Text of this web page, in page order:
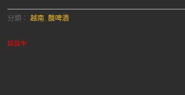
分類： 越南, 酸啤酒
缺貨中